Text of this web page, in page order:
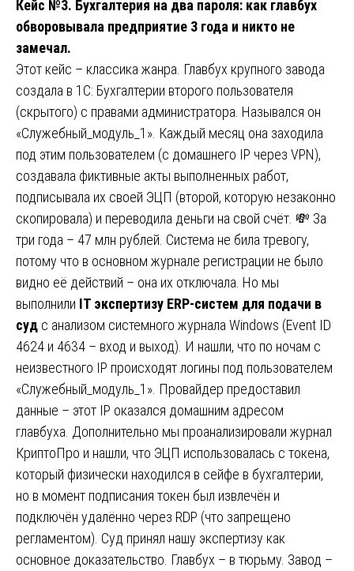
Кейс №3. Бухгалтерия на два пароля: как главбух
обворовывала предприятие 3 года и никто не
замечал.
Этот кейс – классика жанра. Главбух крупного завода
создала в 1С: Бухгалтерии второго пользователя
(скрытого) с правами администратора. Назывался он
«Служебный_модуль_1». Каждый месяц она заходила
под этим пользователем (с домашнего IP через VPN),
создавала фиктивные акты выполненных работ,
подписывала их своей ЭЦП (второй, которую незаконно
скопировала) и переводила деньги на свой счёт. 💸 За
три года – 47 млн рублей. Система не била тревогу,
потому что в основном журнале регистрации не было
видно её действий – она их отключала. Но мы
выполнили IT экспертизу ERP-систем для подачи в
суд с анализом системного журнала Windows (Event ID
4624 и 4634 – вход и выход). И нашли, что по ночам с
неизвестного IP происходят логины под пользователем
«Служебный_модуль_1». Провайдер предоставил
данные – этот IP оказался домашним адресом
главбуха. Дополнительно мы проанализировали журнал
КриптоПро и нашли, что ЭЦП использовалась с токена,
который физически находился в сейфе в бухгалтерии,
но в момент подписания токен был извлечён и
подключён удалённо через RDP (что запрещено
регламентом). Суд принял нашу экспертизу как
основное доказательство. Главбух – в тюрьму. Завод –